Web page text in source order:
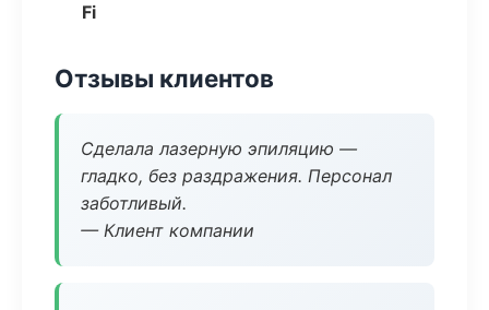
Fi
Отзывы клиентов
Сделала лазерную эпиляцию —
гладко, без раздражения. Персонал
заботливый.
— Клиент компании